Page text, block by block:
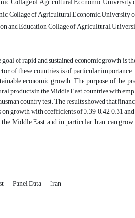
Collage of Agricultural Economic,
and Education, Collage of Agricultural,
of rapid and sustained economic growth is
of these countries is of particular
economic growth. The purpose of the
products in the Middle East countries with
country test. The results showed that
growth with coefficients of 0.39, 0.42, 0.31
Middle East, and in particular Iran, can
Panel Data Iran